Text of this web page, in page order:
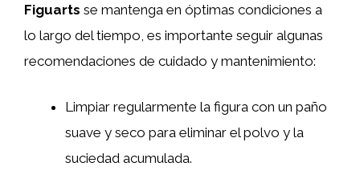
Figuarts se mantenga en óptimas condiciones a
lo largo del tiempo, es importante seguir algunas
recomendaciones de cuidado y mantenimiento:
Limpiar regularmente la figura con un paño
suave y seco para eliminar el polvo y la
suciedad acumulada.